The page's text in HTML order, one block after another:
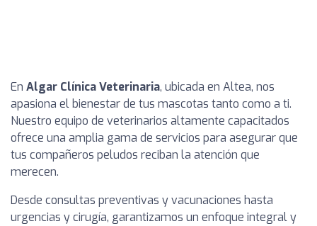
En Algar Clínica Veterinaria, ubicada en Altea, nos
apasiona el bienestar de tus mascotas tanto como a ti.
Nuestro equipo de veterinarios altamente capacitados
ofrece una amplia gama de servicios para asegurar que
tus compañeros peludos reciban la atención que
merecen.
Desde consultas preventivas y vacunaciones hasta
urgencias y cirugía, garantizamos un enfoque integral y